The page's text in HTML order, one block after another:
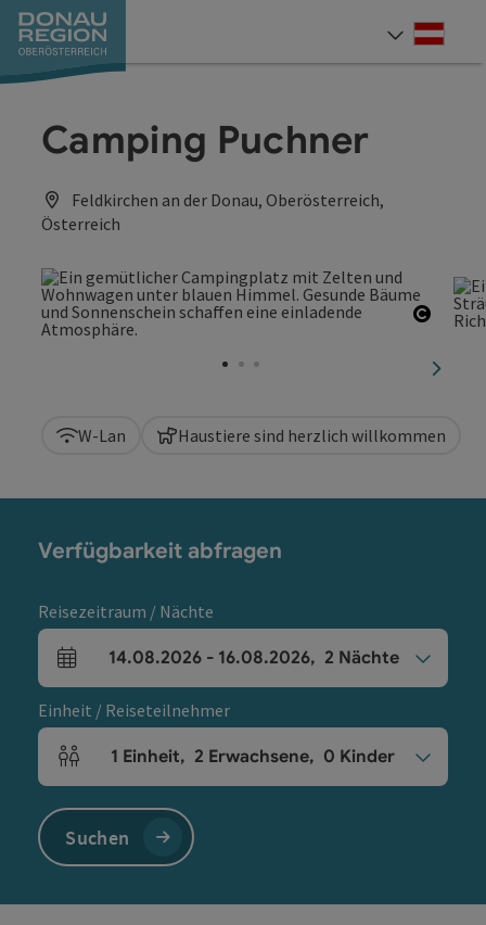
Zum Inhalt
Zur Navigation
Zum Seitenanfang
Zur Kontaktseite
Zum Impressum
Zur Startseite
Camping Puchner
Feldkirchen an der Donau, Oberösterreich,
Österreich
W-Lan Haustiere sind herzlich willkommen
Verfügbarkeit abfragen
Reisezeitraum / Nächte
An- und Abreisefelder
14.08.2026 - 16.08.2026, 2 Nächte
Einheit / Reiseteilnehmer
Einheitenanzahl und Personenfelder
1 Einheit, 2 Erwachsene, 0 Kinder
Suchen